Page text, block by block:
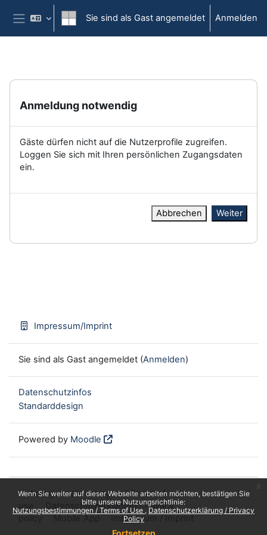
Zum Hauptinhalt
Wenn Sie weiter auf dieser Webseite arbeiten möchten, bestätigen Sie
bitte unsere Nutzungsrichtlinie:
Nutzungsbestimmungen / Terms of Use
Datenschutzerklärung / Privacy
Policy
Fortsetzen
Website-Übersicht
Sie sind als Gast angemeldet Anmelden
Anmeldung notwendig
Gäste dürfen nicht auf die Nutzerprofile zugreifen.
Loggen Sie sich mit Ihren persönlichen Zugangsdaten
ein.
Abbrechen Weiter
Impressum/Imprint
Sie sind als Gast angemeldet (Anmelden)
Datenschutzinfos
Standarddesign
Powered by Moodle
Nutzungsbestimmungen / Terms of
use
Datenschutzerklärung / Privacy
policy
Mobile App Impressum / Imprint